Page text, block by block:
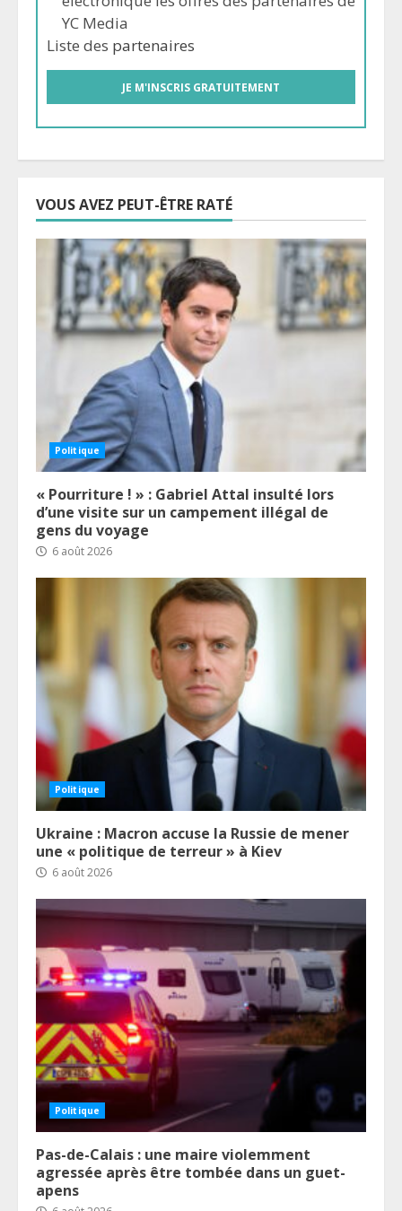
YC Media
Liste des partenaires
VOUS AVEZ PEUT-ÊTRE RATÉ
Politique
« Pourriture ! » : Gabriel Attal insulté lors
d’une visite sur un campement illégal de
gens du voyage
6 août 2026
Politique
Ukraine : Macron accuse la Russie de mener
une « politique de terreur » à Kiev
6 août 2026
Politique
Pas-de-Calais : une maire violemment
agressée après être tombée dans un guet-
apens